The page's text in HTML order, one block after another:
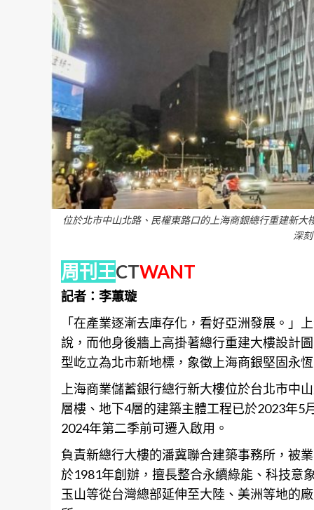
位於北市中山北路、民權東路口的上海商銀總行重建新
深
周刊王CTWANT
記者：李蕙璇
「在產業逐漸去庫存化，看好亞洲發展。」
說，而他身後牆上高掛著總行重建大樓設計
型屹立為北市新地標，象徵上海商銀堅固永
上海商業儲蓄銀行總行新大樓位於台北市中
層樓、地下4層的建築主體工程已於2023年5
2024年第二季前可遷入啟用。
負責新總行大樓的潘冀聯合建築事務所，被
於1981年創辦，擅長整合永續綠能、科技意
玉山等從台灣總部延伸至大陸、美洲等地的